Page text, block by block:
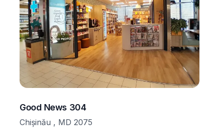
Good News 304
Chișinău , MD 2075